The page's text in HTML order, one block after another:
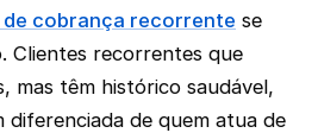
cobrança recorrente se
Clientes recorrentes que
mas têm histórico saudável,
diferenciada de quem atua de